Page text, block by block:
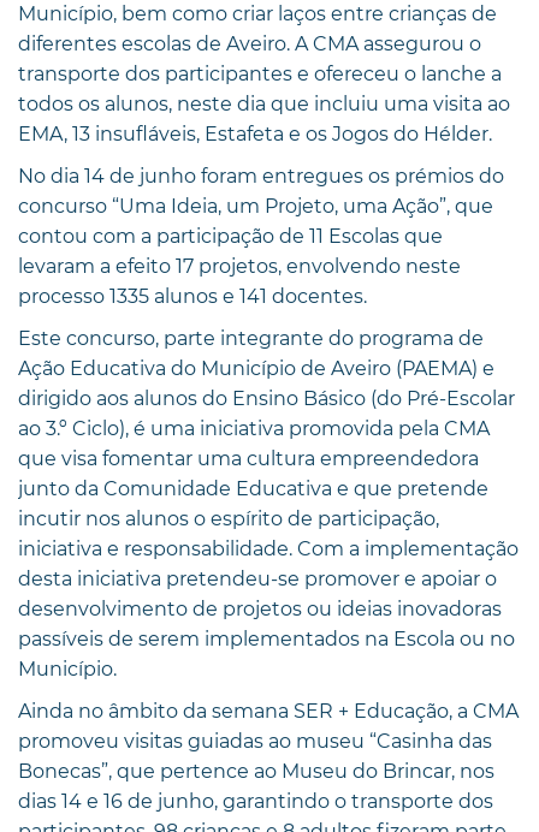
Município, bem como criar laços entre crianças de
diferentes escolas de Aveiro. A CMA assegurou o
transporte dos participantes e ofereceu o lanche a
todos os alunos, neste dia que incluiu uma visita ao
EMA, 13 insufláveis, Estafeta e os Jogos do Hélder.
No dia 14 de junho foram entregues os prémios do
concurso “Uma Ideia, um Projeto, uma Ação”, que
contou com a participação de 11 Escolas que
levaram a efeito 17 projetos, envolvendo neste
processo 1335 alunos e 141 docentes.
Este concurso, parte integrante do programa de
Ação Educativa do Município de Aveiro (PAEMA) e
dirigido aos alunos do Ensino Básico (do Pré-Escolar
ao 3.º Ciclo), é uma iniciativa promovida pela CMA
que visa fomentar uma cultura empreendedora
junto da Comunidade Educativa e que pretende
incutir nos alunos o espírito de participação,
iniciativa e responsabilidade. Com a implementação
desta iniciativa pretendeu-se promover e apoiar o
desenvolvimento de projetos ou ideias inovadoras
passíveis de serem implementados na Escola ou no
Município.
Ainda no âmbito da semana SER + Educação, a CMA
promoveu visitas guiadas ao museu “Casinha das
Bonecas”, que pertence ao Museu do Brincar, nos
dias 14 e 16 de junho, garantindo o transporte dos